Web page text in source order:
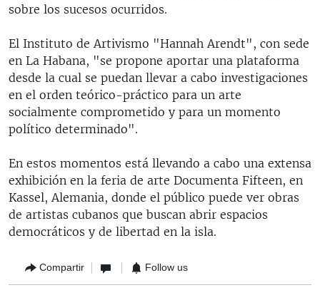
sobre los sucesos ocurridos.
El Instituto de Artivismo "Hannah Arendt", con sede
en La Habana, "se propone aportar una plataforma
desde la cual se puedan llevar a cabo investigaciones
en el orden teórico-práctico para un arte
socialmente comprometido y para un momento
político determinado".
En estos momentos está llevando a cabo una extensa
exhibición en la feria de arte Documenta Fifteen, en
Kassel, Alemania, donde el público puede ver obras
de artistas cubanos que buscan abrir espacios
democráticos y de libertad en la isla.
Compartir Follow us